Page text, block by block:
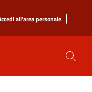
all'area personale |